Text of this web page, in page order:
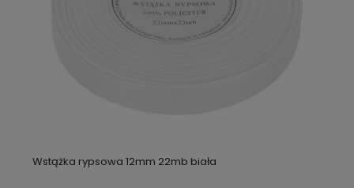
Wstążka rypsowa 12mm 22mb biała